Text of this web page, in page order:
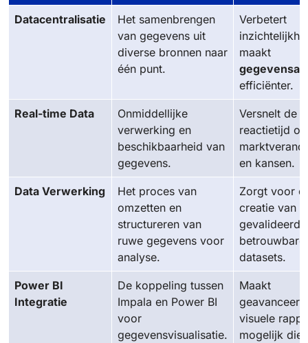
Datacentralisatie
Het samenbrengen
van gegevens uit
diverse bronnen naar
één punt.
Verbetert
maakt
efficiënter.
Real-time Data
Onmiddellijke
verwerking en
beschikbaarheid van
gegevens.
Versnelt de
reactietijd op
en kansen.
Data Verwerking
Het proces van
omzetten en
structureren van
ruwe gegevens voor
analyse.
Zorgt voor
creatie van
betrouwbare
datasets.
Power BI
Integratie
De koppeling tussen
Impala en Power BI
voor
gegevensvisualisatie.
Maakt
visuele
mogelijk die